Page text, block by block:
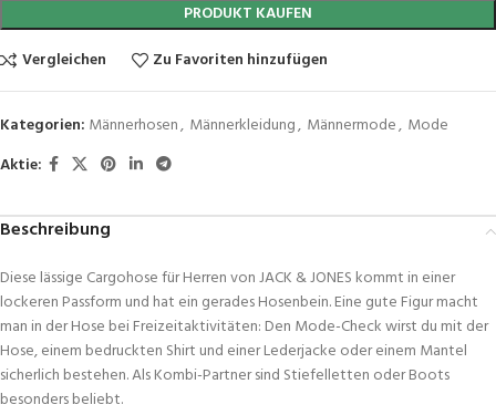
PRODUKT KAUFEN
Vergleichen
Zu Favoriten hinzufügen
Kategorien: Männerhosen, Männerkleidung, Männermode, Mode
Aktie:
Beschreibung
Diese lässige Cargohose für Herren von JACK & JONES kommt in einer
lockeren Passform und hat ein gerades Hosenbein. Eine gute Figur macht
man in der Hose bei Freizeitaktivitäten: Den Mode-Check wirst du mit der
Hose, einem bedruckten Shirt und einer Lederjacke oder einem Mantel
sicherlich bestehen. Als Kombi-Partner sind Stiefelletten oder Boots
besonders beliebt.